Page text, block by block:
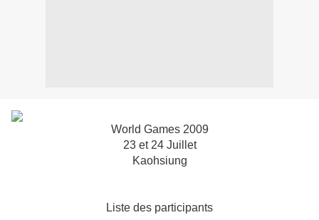
World Games 2009
23 et 24 Juillet
Kaohsiung
Liste des participants